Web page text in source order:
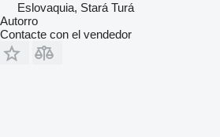
Eslovaquia, Stará Turá
Autorro
Contacte con el vendedor